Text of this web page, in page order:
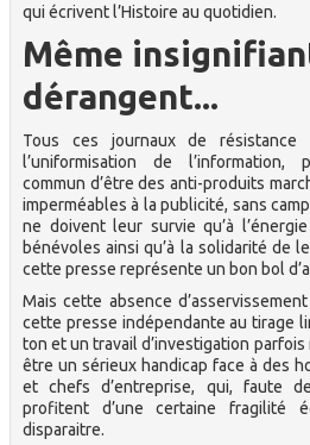
qui écrivent l’Histoire au quotidien.
Même
dérangent...
Tous ces journaux de résistance
l’uniformisation de l’information,
commun d’être des anti-produits
imperméables à la publicité, sans
ne doivent leur survie qu’à
bénévoles ainsi qu’à la solidarité de
cette presse représente un bon bol
Mais cette absence
cette presse indépendante au tirage
ton et un travail d’investigation
être un sérieux handicap face à des
et chefs d’entreprise, qui, faute
profitent d’une certaine fragilité
disparaitre.